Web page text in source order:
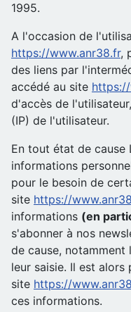
1995.
A l'occasion de
https://www.anr38.fr,
des liens par
accédé au site
d'accès de
(IP) de l'utilisateur.
En tout état de cause
informations
pour le besoin de
site https://
informations (en
s'abonner à nos
de cause,
leur saisie. Il est
site https://
ces informations.